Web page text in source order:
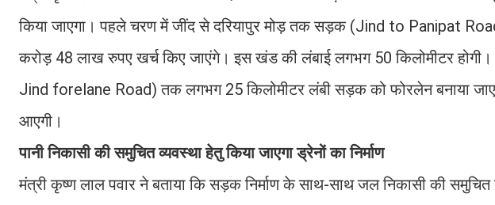
किया जाएगा। पहले चरण में जींद से दरियापुर मोड़ तक सड़क (Jind to Panipat Road)
करोड़ 48 लाख रुपए खर्च किए जाएंगे। इस खंड की लंबाई लगभग 50 किलोमीटर
Jind forelane Road) तक लगभग 25 किलोमीटर लंबी सड़क को फोरलेन बनाया
आएगी।
पानी निकासी की समुचित व्यवस्था हेतु किया जाएगा ड्रेनों का निर्माण
मंत्री कृष्ण लाल पवार ने बताया कि सड़क निर्माण के साथ-साथ जल निकासी की